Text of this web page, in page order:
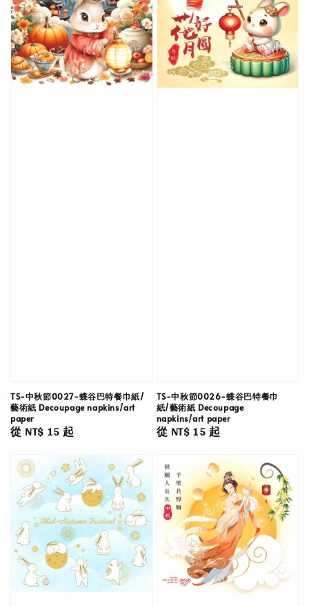
TS-中秋節0027-蝶谷巴特餐巾紙/
藝術紙 Decoupage napkins/art
paper
Regular
從 NT$ 15起
TS-中秋節0026-蝶谷巴特餐巾
紙/藝術紙 Decoupage
napkins/art paper
Regular
從 NT$ 15起